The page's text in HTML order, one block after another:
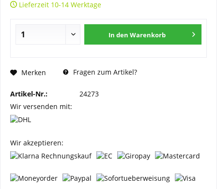
Lieferzeit 10-14 Werktage
In den Warenkorb
Merken Fragen zum Artikel?
Artikel-Nr.:
24273
Wir versenden mit:
Wir akzeptieren: